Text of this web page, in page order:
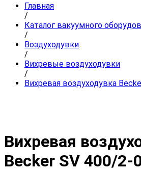
Главная
/
Каталог вакуумного
/
Воздуходувки
/
Вихревые воздуходувки
/
Вихревая воздуходувка
Вихревая
Becker SV 400/2-